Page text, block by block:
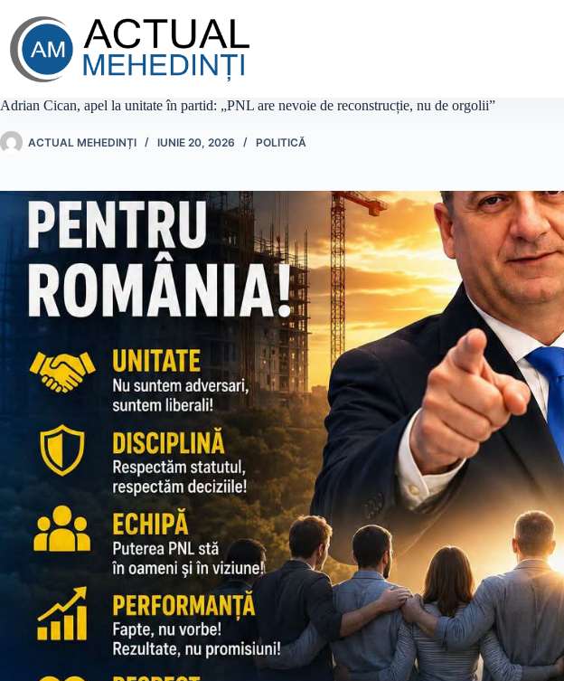
conținut
Adrian Cican, apel la unitate în partid: „PNL are nevoie de reconstrucție, nu de orgolii”
ACTUAL MEHEDINȚI IUNIE 20, 2026 POLITICĂ